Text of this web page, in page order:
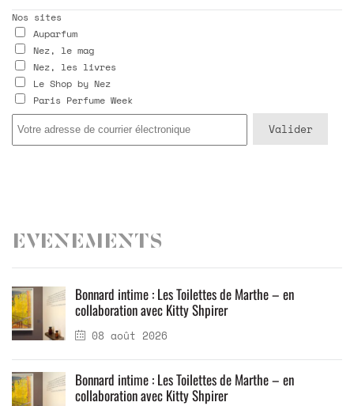
Nos sites
Auparfum
Nez, le mag
Nez, les livres
Le Shop by Nez
Paris Perfume Week
Evenements
08 août 2026
Bonnard intime : Les Toilettes de Marthe – en
collaboration avec Kitty Shpirer
Bonnard intime : Les Toilettes de Marthe – en
collaboration avec Kitty Shpirer